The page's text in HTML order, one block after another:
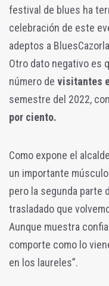
festival de blues ha
celebración de este
adeptos a
Otro dato negativo es
número de visitantes
semestre del 2022, con
por ciento.
Como expone el
un importante
pero la segunda parte
trasladado que
Aunque muestra
comporte como lo
en los laureles”.